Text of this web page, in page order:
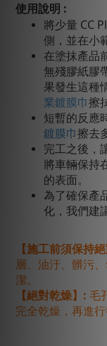
使用說明 :
將少量 CC
側，並在小
在塗抹產品
無殘膠紙膠
果發生這種
業鍍膜巾擦
短暫的反應
鍍膜巾擦去
完工之後，
將車輛保持
的表面。
為了確保產
化，我們建
【施工前須保持
層、油汙、髒污
潔。
【絕對乾燥】: 毛
完全乾燥，再進行